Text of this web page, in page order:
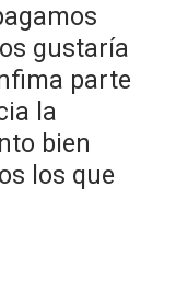
gustaría
parte
la
bien
los que